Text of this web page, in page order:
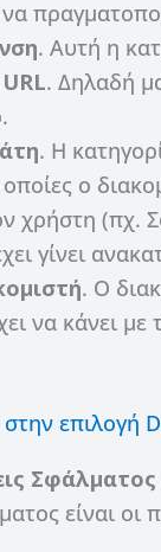
. Αυτή η
. Δηλαδή
. Η
ο
χρήστη (πχ.
γίνει
. Ο
να κάνει με
στην
Σφάλματος
είναι